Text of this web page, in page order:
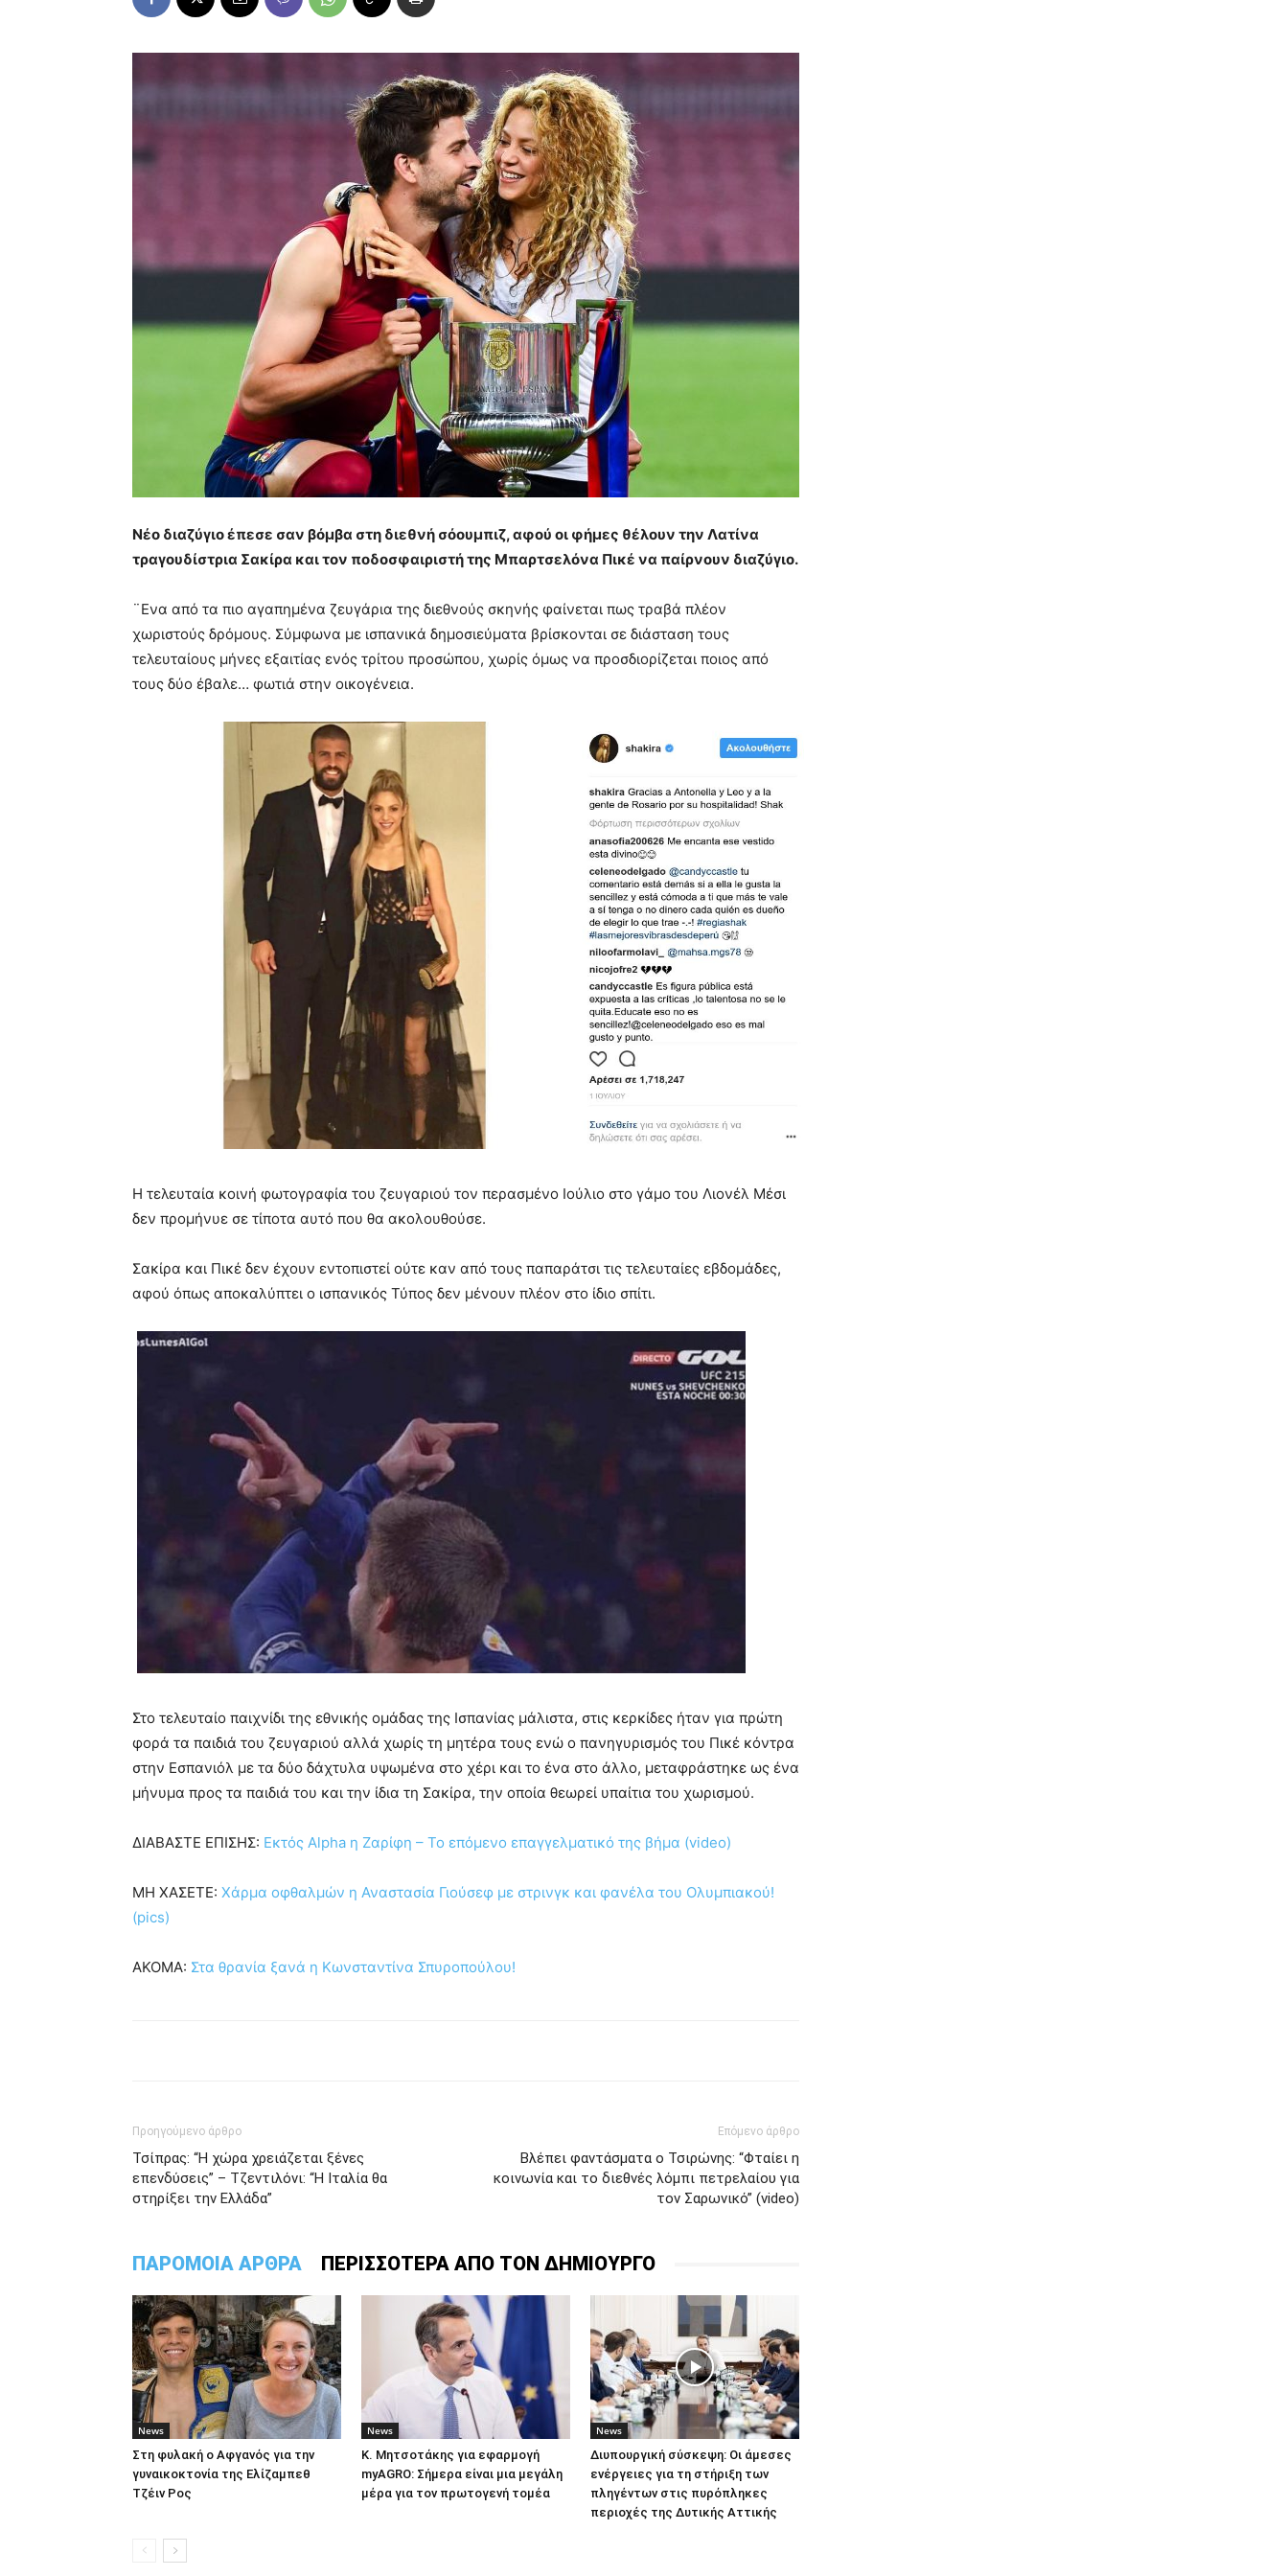
Νέο διαζύγιο έπεσε σαν βόμβα στη διεθνή σόουμπιζ, αφού οι φήμες θέλουν την Λατίνα
τραγουδίστρια Σακίρα και τον ποδοσφαιριστή της Μπαρτσελόνα Πικέ να παίρνουν διαζύγιο.
¨Ενα από τα πιο αγαπημένα ζευγάρια της διεθνούς σκηνής φαίνεται πως τραβά πλέον
χωριστούς δρόμους. Σύμφωνα με ισπανικά δημοσιεύματα βρίσκονται σε διάσταση τους
τελευταίους μήνες εξαιτίας ενός τρίτου προσώπου, χωρίς όμως να προσδιορίζεται ποιος από
τους δύο έβαλε… φωτιά στην οικογένεια.
Η τελευταία κοινή φωτογραφία του ζευγαριού τον περασμένο Ιούλιο στο γάμο του Λιονέλ Μέσι
δεν προμήνυε σε τίποτα αυτό που θα ακολουθούσε.
Σακίρα και Πικέ δεν έχουν εντοπιστεί ούτε καν από τους παπαράτσι τις τελευταίες εβδομάδες,
αφού όπως αποκαλύπτει ο ισπανικός Τύπος δεν μένουν πλέον στο ίδιο σπίτι.
Στο τελευταίο παιχνίδι της εθνικής ομάδας της Ισπανίας μάλιστα, στις κερκίδες ήταν για πρώτη
φορά τα παιδιά του ζευγαριού αλλά χωρίς τη μητέρα τους ενώ ο πανηγυρισμός του Πικέ κόντρα
στην Εσπανιόλ με τα δύο δάχτυλα υψωμένα στο χέρι και το ένα στο άλλο, μεταφράστηκε ως ένα
μήνυμα προς τα παιδιά του και την ίδια τη Σακίρα, την οποία θεωρεί υπαίτια του χωρισμού.
ΔΙΑΒΑΣΤΕ ΕΠΙΣΗΣ: Εκτός Alpha η Ζαρίφη – Το επόμενο επαγγελματικό της βήμα (video)
ΜΗ ΧΑΣΕΤΕ: Χάρμα οφθαλμών η Αναστασία Γιούσεφ με στρινγκ και φανέλα του Ολυμπιακού!
(pics)
ΑΚΟΜΑ: Στα θρανία ξανά η Κωνσταντίνα Σπυροπούλου!
Προηγούμενο άρθρο
Τσίπρας: “Η χώρα χρειάζεται ξένες
επενδύσεις” – Τζεντιλόνι: “Η Ιταλία θα
στηρίξει την Ελλάδα”
Επόμενο άρθρο
Βλέπει φαντάσματα ο Τσιρώνης: “Φταίει η
κοινωνία και το διεθνές λόμπι πετρελαίου για
τον Σαρωνικό” (video)
ΠΑΡΟΜΟΙΑ ΑΡΘΡΑ ΠΕΡΙΣΣΟΤΕΡΑ ΑΠΟ ΤΟΝ ΔΗΜΙΟΥΡΓΟ
News
Στη φυλακή ο Aφγανός για την
γυναικοκτονία της Ελίζαμπεθ
Τζέιν Ρος
News
Κ. Μητσοτάκης για εφαρμογή
myAGRO: Σήμερα είναι μια μεγάλη
μέρα για τον πρωτογενή τομέα
News
Διυπουργική σύσκεψη: Οι άμεσες
ενέργειες για τη στήριξη των
πληγέντων στις πυρόπληκες
περιοχές της Δυτικής Αττικής